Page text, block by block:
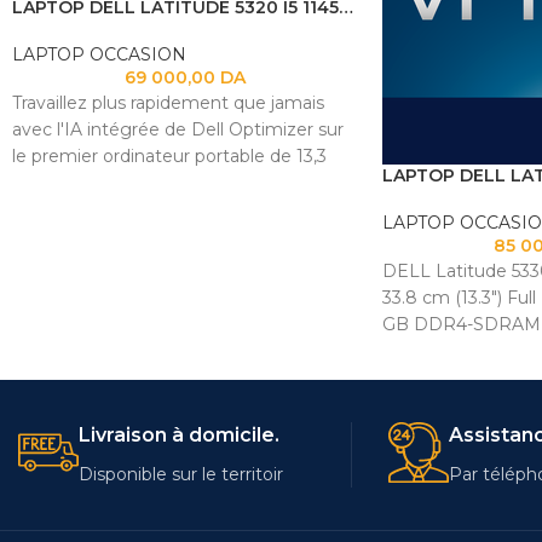
LAPTOP DELL LATITUDE 5320 I5 1145G7 16GB
LAPTOP OCCASION
69 000,00 DA
Travaillez plus rapidement que jamais
avec l'IA intégrée de Dell Optimizer sur
le premier ordinateur portable de 13,3
LAPTOP
85
DELL Latitude
33.8 cm (13.3")
GB DDR4-SDRAM
Livraison à domicile.
Disponible sur le territoir Par